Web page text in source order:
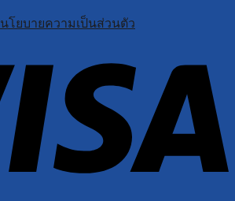
นโยบายความเป็นส่วนตัว